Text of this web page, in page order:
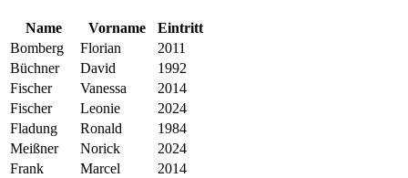
Name Vorname
Eintritt
Bomberg
Florian
2011
Büchner
David
1992
Fischer
Vanessa
2014
Fischer
Leonie
2024
Fladung
Ronald
1984
Meißner
Norick
2024
Frank
Marcel
2014